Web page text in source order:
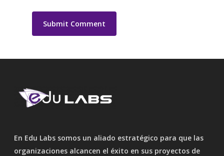
En Edu Labs somos un aliado estratégico para que las
organizaciones alcancen el éxito en sus proyectos de